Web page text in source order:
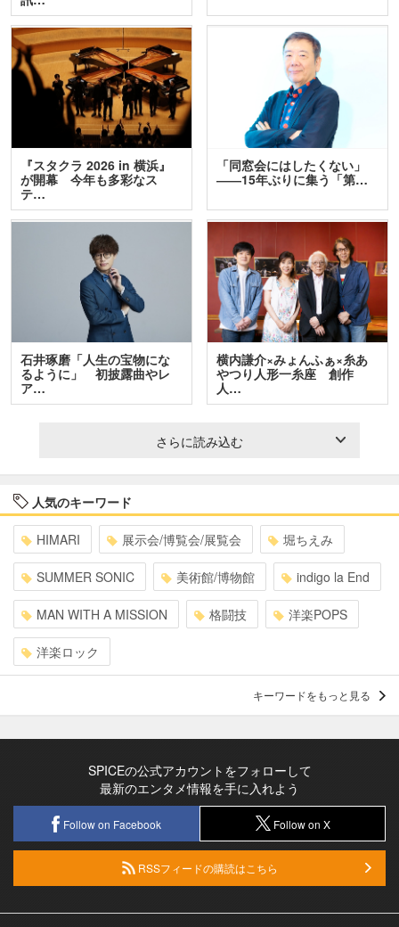
『スタクラ 2026 in 横浜』
が開幕 今年も多彩なス
テ…
「同窓会にはしたくない」
――15年ぶりに集う「第…
石井琢磨「人生の宝物にな
るように」 初披露曲やレ
ア…
横内謙介×みょんふぁ×糸あ
やつり人形一糸座 創作
人…
さらに読み込む
人気のキーワード
HIMARI 展示会/博覧会/展覧会 堀ちえみ
SUMMER SONIC 美術館/博物館 indigo la End
MAN WITH A MISSION 格闘技 洋楽POPS
洋楽ロック
キーワードをもっと見る
SPICEの公式アカウントをフォローして
最新のエンタメ情報を手に入れよう
Follow on Facebook Follow on X
RSSフィードの購読はこちら